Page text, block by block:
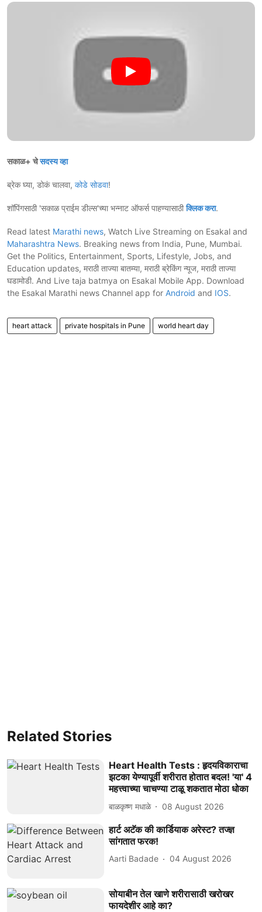
सकाळ+ चेसदस्य व्हा
ब्रेक घ्या, डोकं चालवा, कोडे सोडवा!
शॉपिंगसाठी 'सकाळ प्राईम डील्स'च्या भन्नाट ऑफर्स पाहण्यासाठीक्लिक करा.
Read latest Marathi news, Watch Live Streaming on Esakal and
Maharashtra News. Breaking news from India, Pune, Mumbai.
Get the Politics, Entertainment, Sports, Lifestyle, Jobs, and
Education updates, मराठी ताज्या बातम्या, मराठी ब्रेकिंग न्यूज, मराठी ताज्या
घडामोडी. And Live taja batmya on Esakal Mobile App. Download
the Esakal Marathi news Channel app for Android and IOS.
heart attack private hospitals in Pune world heart day
Related Stories
Heart Health Tests : हृदयविकाराचा
झटका येण्यापूर्वी शरीरात होतात बदल! 'या' 4
महत्त्वाच्या चाचण्या टाळू शकतात मोठा धोका
बाळकृष्ण मधाळे 08 August 2026
हार्ट अटॅक की कार्डियाक अरेस्ट? तज्ज्ञ
सांगतात फरक!
Aarti Badade 04 August 2026
सोयाबीन तेल खाणे शरीरासाठी खरोखर
फायदेशीर आहे का?